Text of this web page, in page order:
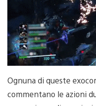
Ognuna di queste
commentano le azioni